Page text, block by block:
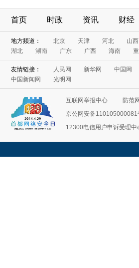
首页 时政 资讯 财经
地方频道： 北京 天津 河北
山西
湖北
湖南 广东 广西 海南
友情链接： 人民网 新华网
中国网
中国新闻网
光明网
互联网举报中心
防范
京公网安备110105000081
12300电信用户申诉受理中